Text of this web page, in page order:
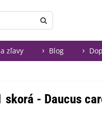
zľavy Blog
skorá - Daucus